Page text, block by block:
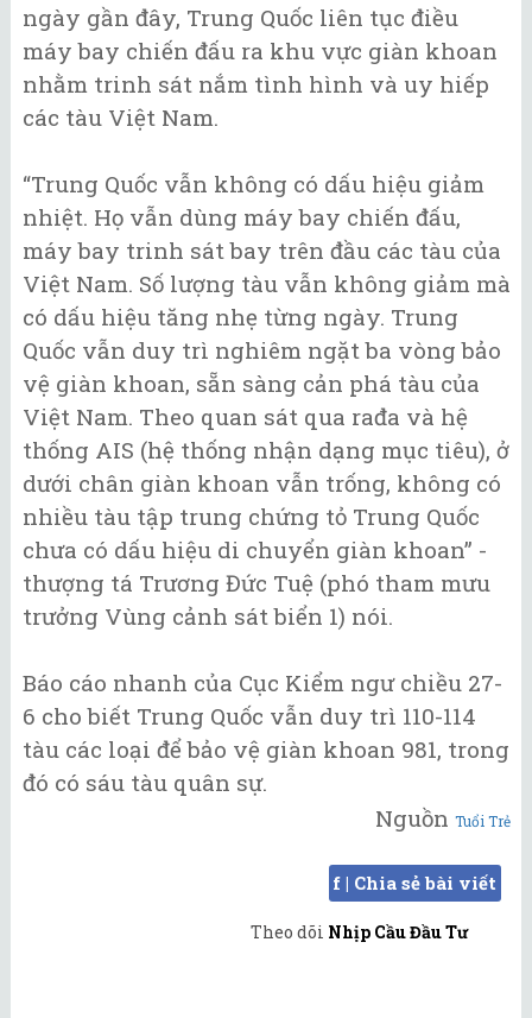
ngày gần đây, Trung Quốc liên tục điều
máy bay chiến đấu ra khu vực giàn khoan
nhằm trinh sát nắm tình hình và uy hiếp
các tàu Việt Nam.
“Trung Quốc vẫn không có dấu hiệu giảm
nhiệt. Họ vẫn dùng máy bay chiến đấu,
máy bay trinh sát bay trên đầu các tàu của
Việt Nam. Số lượng tàu vẫn không giảm mà
có dấu hiệu tăng nhẹ từng ngày. Trung
Quốc vẫn duy trì nghiêm ngặt ba vòng bảo
vệ giàn khoan, sẵn sàng cản phá tàu của
Việt Nam. Theo quan sát qua rađa và hệ
thống AIS (hệ thống nhận dạng mục tiêu), ở
dưới chân giàn khoan vẫn trống, không có
nhiều tàu tập trung chứng tỏ Trung Quốc
chưa có dấu hiệu di chuyển giàn khoan” -
thượng tá Trương Đức Tuệ (phó tham mưu
trưởng Vùng cảnh sát biển 1) nói.
Báo cáo nhanh của Cục Kiểm ngư chiều 27-
6 cho biết Trung Quốc vẫn duy trì 110-114
tàu các loại để bảo vệ giàn khoan 981, trong
đó có sáu tàu quân sự.
Nguồn Tuổi Trẻ
f | Chia sẻ bài viết
Theo dõi Nhịp Cầu Đầu Tư